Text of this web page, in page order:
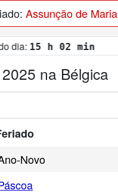
Assunção de Maria
02 min
na Bélgica
Novo